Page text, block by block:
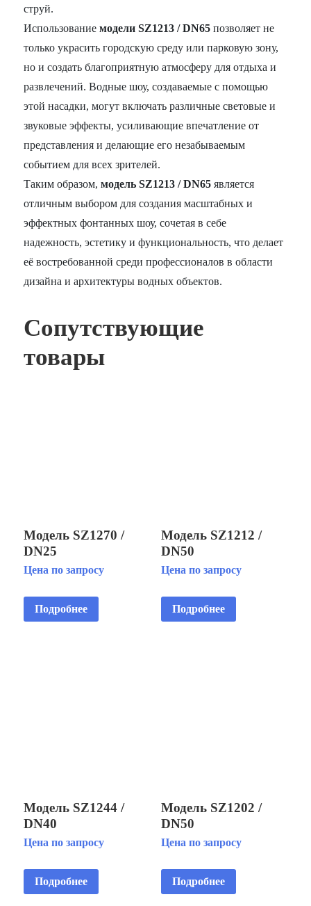
струй.
Использованиемодели SZ1213 / DN65 позволяет не
только украсить городскую среду или парковую зону,
но и создать благоприятную атмосферу для отдыха и
развлечений. Водные шоу, создаваемые с помощью
этой насадки, могут включать различные световые и
звуковые эффекты, усиливающие впечатление от
представления и делающие его незабываемым
событием для всех зрителей.
Таким образом,модель SZ1213 / DN65 является
отличным выбором для создания масштабных и
эффектных фонтанных шоу, сочетая в себе
надежность, эстетику и функциональность, что делает
её востребованной среди профессионалов в области
дизайна и архитектуры водных объектов.
Сопутствующие
товары
Модель SZ1270 /
DN25
Многоструйная
Цена по запросу
Подробнее
Модель SZ1212 /
DN50
Многоструйная
Цена по запросу
Подробнее
Модель SZ1244 /
DN40
Многоструйная
Цена по запросу
Подробнее
Модель SZ1202 /
DN50
Многоструйная
Цена по запросу
Подробнее